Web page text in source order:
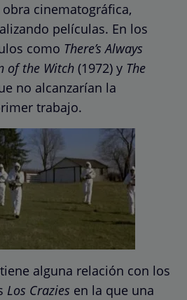
cinematográfica,
películas. En los
como There’s Always
of the Witch (1972) y The
no alcanzarían la
trabajo.
alguna relación con los
Los Crazies en la que una